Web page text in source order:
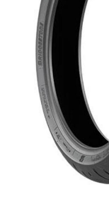
Brand
Kontaktai